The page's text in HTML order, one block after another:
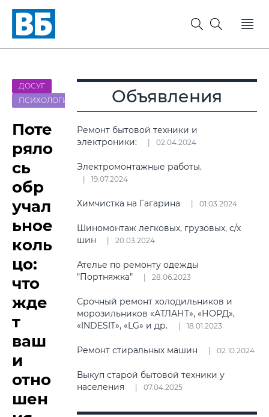
ДОСУГ
ПСИХОЛОГИЯ
Поте
ряло
сь
обр
учал
ьное
коль
цо:
что
жде
т
ваш
и
отно
шен
Объявления
Ремонт бытовой техники и
электроники:
02.04.2024
Электромонтажные работы.
19.07.2024
Химчистка на Гагарина 01.03.2024
Шиномонтаж легковых, грузовых, с/х
шин
20.03.2024
Ателье по ремонту одежды
"Портняжка"
28.06.2023
Срочный ремонт холодильников и
морозильников «АТЛАНТ», «НОРД»,
«INDESIT», «LG» и др.
18.01.2023
Ремонт стиральных машин 02.10.2024
Выкуп старой бытовой техники у
населения
07.04.2025